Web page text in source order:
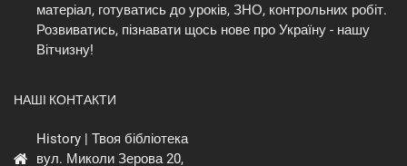
матеріал, готуватись до уроків, ЗНО, контрольних робіт.
Розвиватись, пізнавати щось нове про Україну - нашу
Вітчизну!
НАШІ КОНТАКТИ
History | Твоя бібліотека
вул. Миколи Зерова 20,